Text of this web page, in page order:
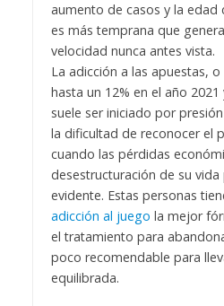
aumento de casos y la edad
es más temprana que
velocidad nunca antes vista.
La adicción a las apuestas, o
hasta un 12% en el año
suele ser iniciado por
la dificultad de reconocer el
cuando las pérdidas
desestructuración de su vida
evidente. Estas personas
adicción al juego la mejor
el tratamiento para
poco recomendable para
equilibrada.